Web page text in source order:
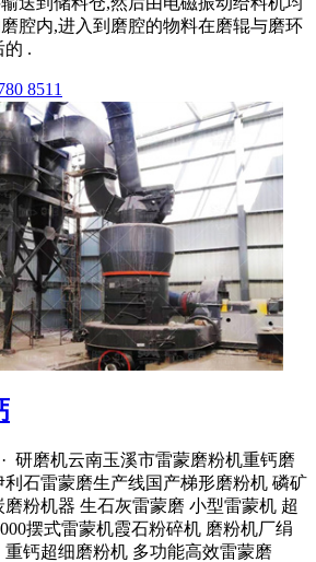
腔内,进入到磨腔的物料在磨辊与磨环
的 .
8511
研磨机云南玉溪市雷蒙磨粉机重钙磨
石雷蒙磨生产线国产梯形磨粉机 磷矿
粉机器 生石灰雷蒙磨 小型雷蒙机 超
摆式雷蒙机霞石粉碎机 磨粉机厂绢
钙超细磨粉机 多功能高效雷蒙磨